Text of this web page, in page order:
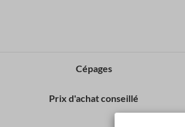
Cépages
Prix d'achat conseillé